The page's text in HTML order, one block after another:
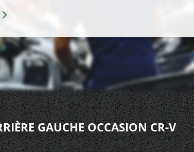
GAUCHE OCCASION CR-V